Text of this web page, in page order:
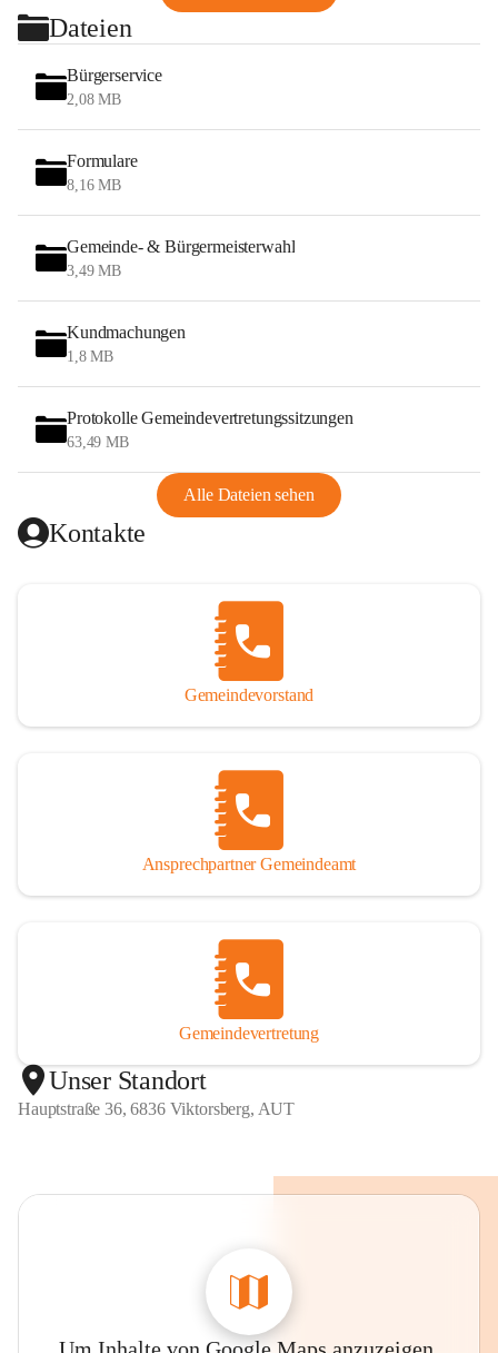
Dateien
Bürgerservice
2,08 MB
Formulare
8,16 MB
Gemeinde- & Bürgermeisterwahl
3,49 MB
Kundmachungen
1,8 MB
Protokolle Gemeindevertretungssitzungen
63,49 MB
Alle Dateien sehen
Kontakte
Gemeindevorstand
Ansprechpartner Gemeindeamt
Gemeindevertretung
Unser Standort
Hauptstraße 36, 6836 Viktorsberg, AUT